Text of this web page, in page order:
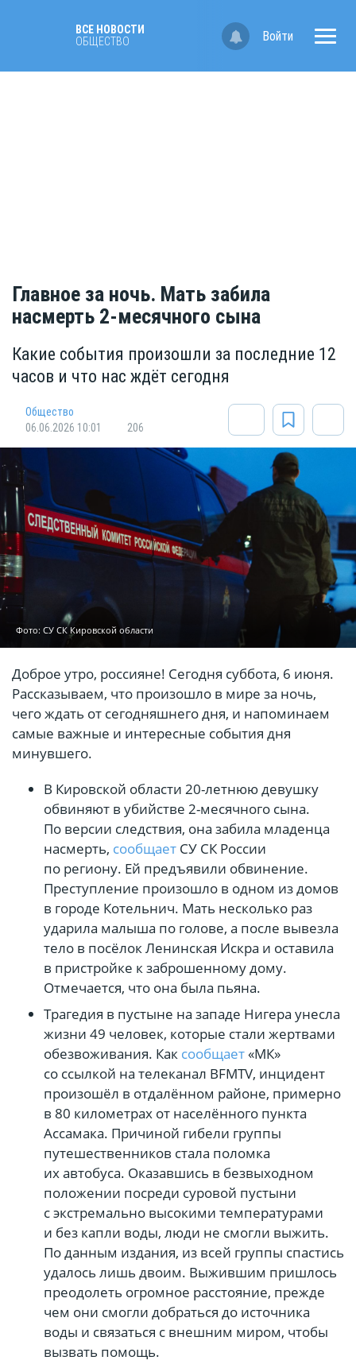
ВСЕ НОВОСТИ
ОБЩЕСТВО
Войти
Главное за ночь. Мать забила
насмерть 2-месячного сына
Какие события произошли за последние 12
часов и что нас ждёт сегодня
Общество
06.06.2026 10:01
206
Фото: СУ СК Кировской области
Доброе утро, россияне! Сегодня суббота, 6 июня.
Рассказываем, что произошло в мире за ночь,
чего ждать от сегодняшнего дня, и напоминаем
самые важные и интересные события дня
минувшего.
В Кировской области 20-летнюю девушку
обвиняют в убийстве 2-месячного сына.
По версии следствия, она забила младенца
насмерть, сообщает СУ СК России
по региону. Ей предъявили обвинение.
Преступление произошло в одном из домов
в городе Котельнич. Мать несколько раз
ударила малыша по голове, а после вывезла
тело в посёлок Ленинская Искра и оставила
в пристройке к заброшенному дому.
Отмечается, что она была пьяна.
Трагедия в пустыне на западе Нигера унесла
жизни 49 человек, которые стали жертвами
обезвоживания. Как сообщает«МК»
со ссылкой на телеканал BFMTV, инцидент
произошёл в отдалённом районе, примерно
в 80 километрах от населённого пункта
Ассамака. Причиной гибели группы
путешественников стала поломка
их автобуса. Оказавшись в безвыходном
положении посреди суровой пустыни
с экстремально высокими температурами
и без капли воды, люди не смогли выжить.
По данным издания, из всей группы спастись
удалось лишь двоим. Выжившим пришлось
преодолеть огромное расстояние, прежде
чем они смогли добраться до источника
воды и связаться с внешним миром, чтобы
вызвать помощь.